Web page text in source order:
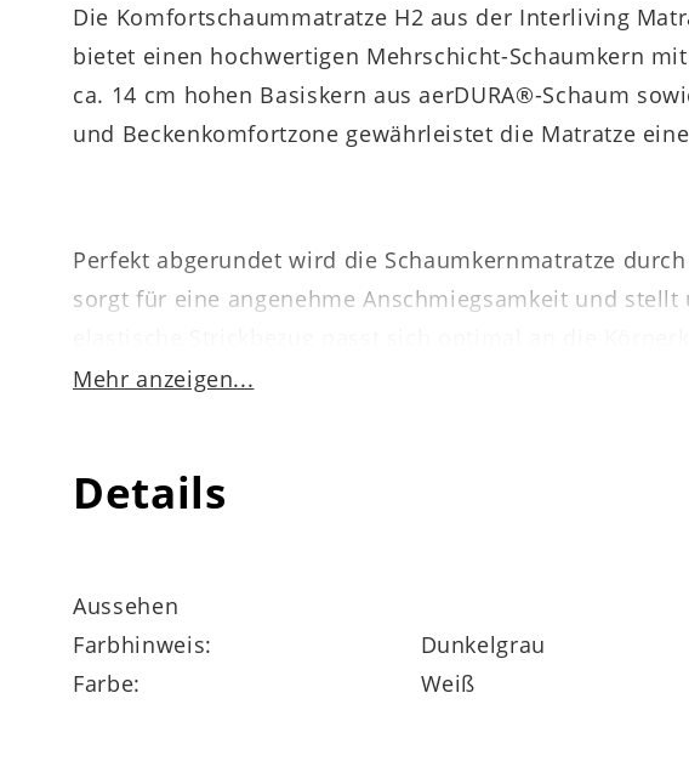
Die Komfortschaummatratze H2 aus der Interliving
bietet einen hochwertigen Mehrschicht-Schaumkern
ca. 14 cm hohen Basiskern aus aerDURA®-Schaum
und Beckenkomfortzone gewährleistet die Matratze
Perfekt abgerundet wird die Schaumkernmatratze
sorgt für eine angenehme Anschmiegsamkeit und
Feuchtetransfer. Zudem ist der Bezug ausgesprochen
100 zertifiziert. Auf der ca. 140 x 200 cm (BxL) großen
sind die Klimafaser-Füllung sowie Border und
von 100 g/qm aufweisen. Alternativ steht Ihnen die
noch in einem anderen Härtegrad zur Wahl. Sie ist
Mehr anzeigen...
Details
Aussehen
Farbhinweis:
Dunkelgrau
Farbe:
Weiß